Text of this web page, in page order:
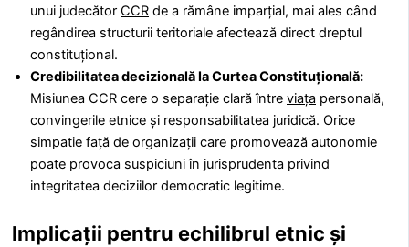
unui judecător CCR de a rămâne imparțial, mai ales când
regândirea structurii teritoriale afectează direct dreptul
constituțional.
Credibilitatea decizională la Curtea Constituțională:
Misiunea CCR cere o separație clară între viața personală,
convingerile etnice și responsabilitatea juridică. Orice
simpatie față de organizații care promovează autonomie
poate provoca suspiciuni în jurisprudenta privind
integritatea deciziilor democratic legitime.
Implicații pentru echilibrul etnic și